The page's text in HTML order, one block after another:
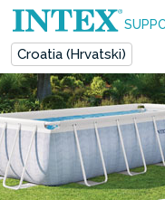
Croatia (Hrvatski)